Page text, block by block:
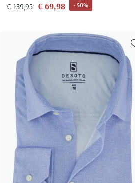
€ 139,95 € 69,98 - 50%